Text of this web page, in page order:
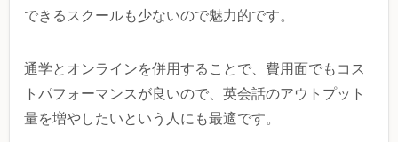
できるスクールも少ないので魅力的です。
通学とオンラインを併用することで、費用面でもコス
トパフォーマンスが良いので、英会話のアウトプット
量を増やしたいという人にも最適です。